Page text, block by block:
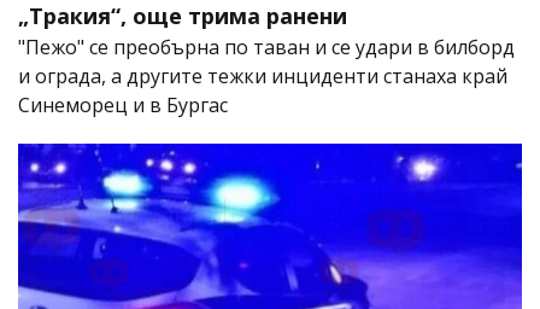
„Тракия“, още трима ранени
"Пежо" се преобърна по таван и се удари в билборд
и ограда, а другите тежки инциденти станаха край
Синеморец и в Бургас